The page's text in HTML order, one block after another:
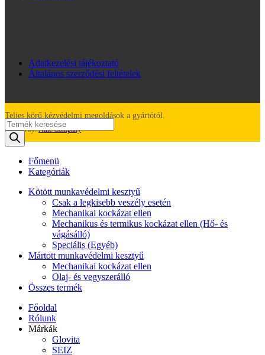
Adatkezelési tájékoztató
Általános szerződési feltételek
Teljes körű kézvédelmi megoldások a gyártótól.
Created by:Nine Company
Products
search
Főmenü
Kategóriák
Kötött munkavédelmi kesztyű
Csak a legkisebb veszély esetén
Mechanikai kockázat ellen
Mechanikus és termikus kockázat ellen (Hő- és
vágásálló)
Speciális (Egyéb)
Mártott munkavédelmi kesztyű
Mechanikai kockázat ellen
Olaj- és vegyszerálló
Összes termék
Főoldal
Rólunk
Márkák
Glovita
SEIZ